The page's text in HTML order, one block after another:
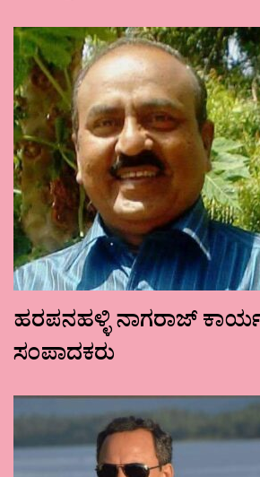
ಹರಪನಹಳ್ಳಿ ನಾಗರಾಜ್
ಸಂಪಾದಕರು